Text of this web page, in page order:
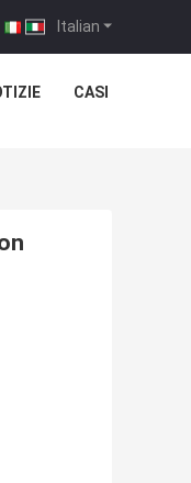
Italian
CASI